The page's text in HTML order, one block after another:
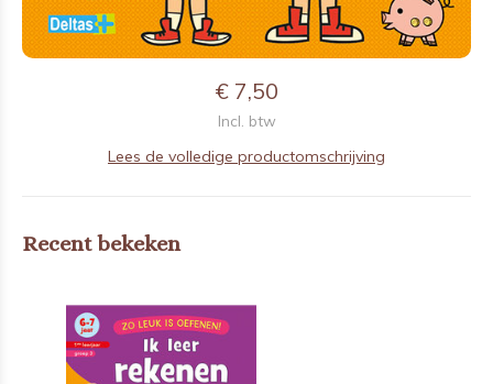
€ 7,50
Incl. btw
Lees de volledige productomschrijving
Recent bekeken